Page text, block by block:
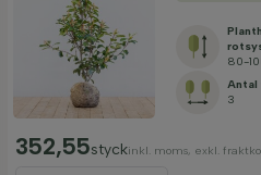
80-
Antal
3
352,55styckinkl. moms, exkl.